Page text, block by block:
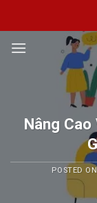
content
Nâng
POSTED